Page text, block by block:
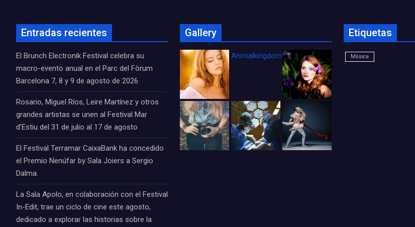
Entradas recientes
El Brunch Electronik Festival celebra su
macro-evento anual en el Parc del Fòrum
Barcelona 7, 8 y 9 de agosto de 2026
Rosario, Miguel Ríos, Leire Martínez y otros
grandes artistas se unen al Festival Mar
d’Estiu del 31 de julio al 17 de agosto
El Festival Terramar CaixaBank ha concedido
el Premio Nenúfar by Sala Joiers a Sergio
Dalma.
La Sala Apolo, en colaboración con el Festival
In-Edit, trae un ciclo de cine este agosto,
dedicado a explorar las historias sobre la
Gallery
Animalkingdom_FichaCine
Etiquetas
Música